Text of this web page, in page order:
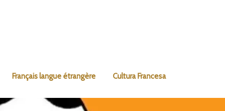
Français langue étrangère Cultura Francesa